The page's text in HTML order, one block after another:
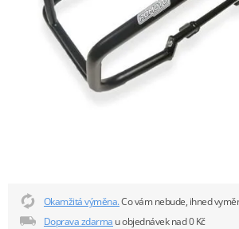
Okamžitá výměna.Co vám nebude, ihned
Doprava zdarma u objednávek nad 0 Kč